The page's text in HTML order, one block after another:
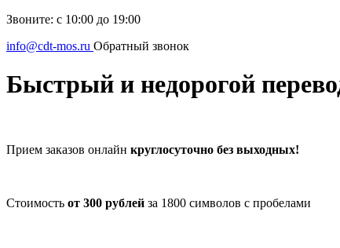
Звоните: с 10:00 до 19:00
info@cdt-mos.ru Обратный звонок
Быстрый и недорогой
Прием заказов онлайн круглосуточно без выходных!
Стоимость от 300 рублей за 1800 символов с пробелами